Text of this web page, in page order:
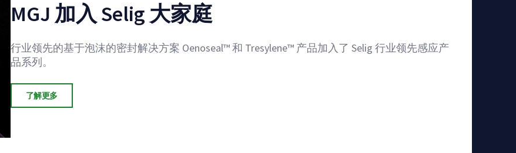
Selig确立为独立公司
Selig 集团于 1972 年成立，前身为密封盖和玻璃公司（Hermetic Cap & Glass Company）。
Unipac 加入 Selig 大家庭
Selig 添加了消费者喜爱的 Lift 'n' Peel™ 技术，提高了客户和品牌所有者对密封完整性和便利性的
期望。
了解更多
ISCO 加入 Selig 大家庭
扩展到软包装补充了我们的容器密封能力，并为我们的制造能力提供了协同效应。
了解更多
PSI 加入 Selig 大家庭
全球领先的容器和包装排气解决方案供应商 PSI 于 2021 年加入 Selig 集团 通过 通过此举，Selig
开发出生产排气和过滤产品的新方法。 我们提供排气垫片和垫圈、密封排气、压接式排气和定
了解更多
MGJ 加入 Selig 大家庭
行业领先的基于泡沫的密封解决方案 Oenoseal™ 和 Tresylene™ 产品加入了 Selig 行业领先感应产
品系列。
了解更多